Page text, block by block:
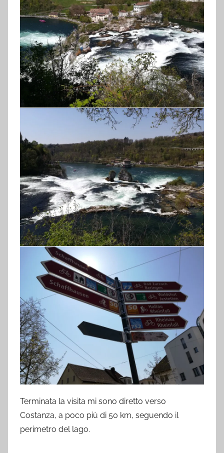
Terminata la visita mi sono diretto verso
Costanza, a poco più di 50 km, seguendo il
perimetro del lago.